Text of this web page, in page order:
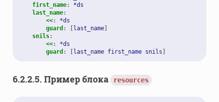
first_name:
*ds
last_name:
<<:
*ds
guard : [last_name]
snils:
<<:
*ds
guard : [last_name first_name snils ]
6.2.2.5. Пример блока resources